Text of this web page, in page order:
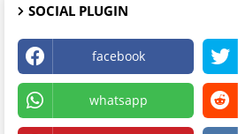
SOCIAL PLUGIN
facebook
whatsapp